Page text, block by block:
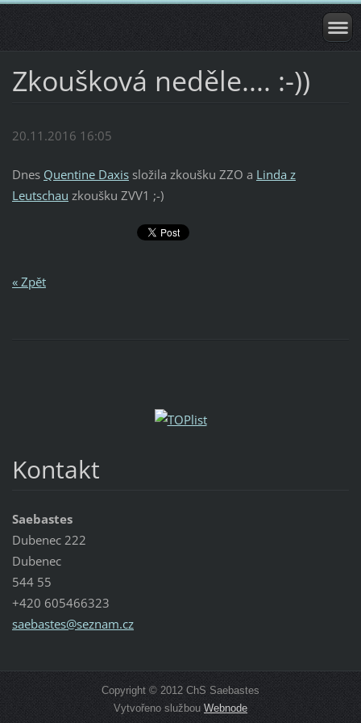
Zkoušková neděle.... :-))
20.11.2016 16:05
Dnes Quentine Daxissložila zkoušku ZZO a Linda z
Leutschau zkoušku ZVV1 ;-)
« Zpět
Kontakt
Saebastes
Dubenec 222
Dubenec
544 55
+420 605466323
saebastes@seznam.cz
Copyright © 2012 ChS Saebastes
Vytvořeno službou Webnode